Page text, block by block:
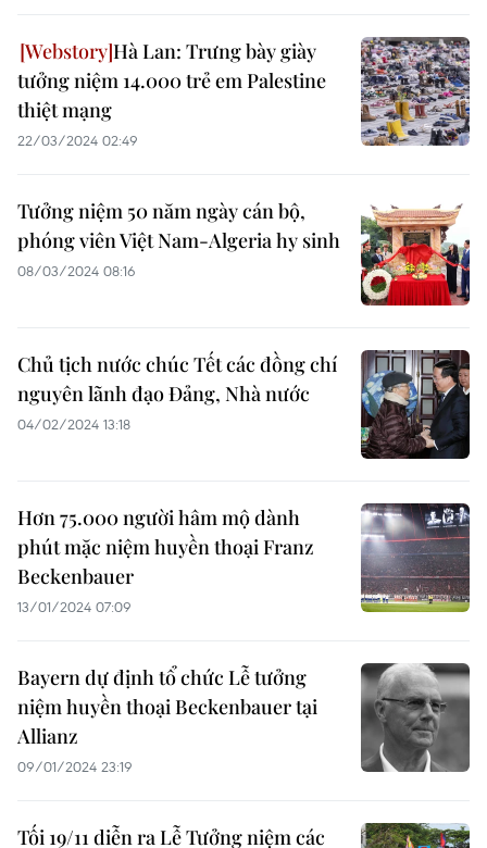
Hà Lan: Trưng bày giày
tưởng niệm 14.000 trẻ em Palestine
thiệt mạng
22/03/2024 02:49
Tưởng niệm 50 năm ngày cán bộ,
phóng viên Việt Nam-Algeria hy sinh
08/03/2024 08:16
Chủ tịch nước chúc Tết các đồng chí
nguyên lãnh đạo Đảng, Nhà nước
04/02/2024 13:18
Hơn 75.000 người hâm mộ dành
phút mặc niệm huyền thoại Franz
Beckenbauer
13/01/2024 07:09
Bayern dự định tổ chức Lễ tưởng
niệm huyền thoại Beckenbauer tại
Allianz
09/01/2024 23:19
Tối 19/11 diễn ra Lễ Tưởng niệm các